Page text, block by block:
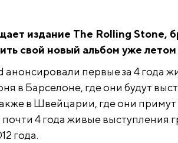
издание The Rolling Stone,
свой новый альбом уже
анонсировали первые за 4 года
в Барселоне, где они будут
в Швейцарии, где они примут
почти 4 года живые выступления
года.